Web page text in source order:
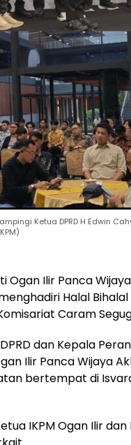
Ketua DPRD H Edwin
Ogan Ilir Panca
Halal
Caram
dan Kepala
Ilir Panca Wijaya
bertempat di
IKPM Ogan Ilir